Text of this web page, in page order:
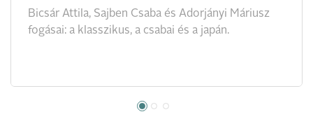
Bicsár Attila, Sajben Csaba és Adorjányi Máriusz
fogásai: a klasszikus, a csabai és a japán.